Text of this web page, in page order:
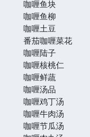
咖喱鱼块
咖喱鱼柳
咖喱土豆
番茄咖喱菜花
咖喱陆子
咖喱核桃仁
咖喱鲜蔬
咖喱汤品
咖喱鸡丁汤
咖喱牛肉汤
咖喱节瓜汤